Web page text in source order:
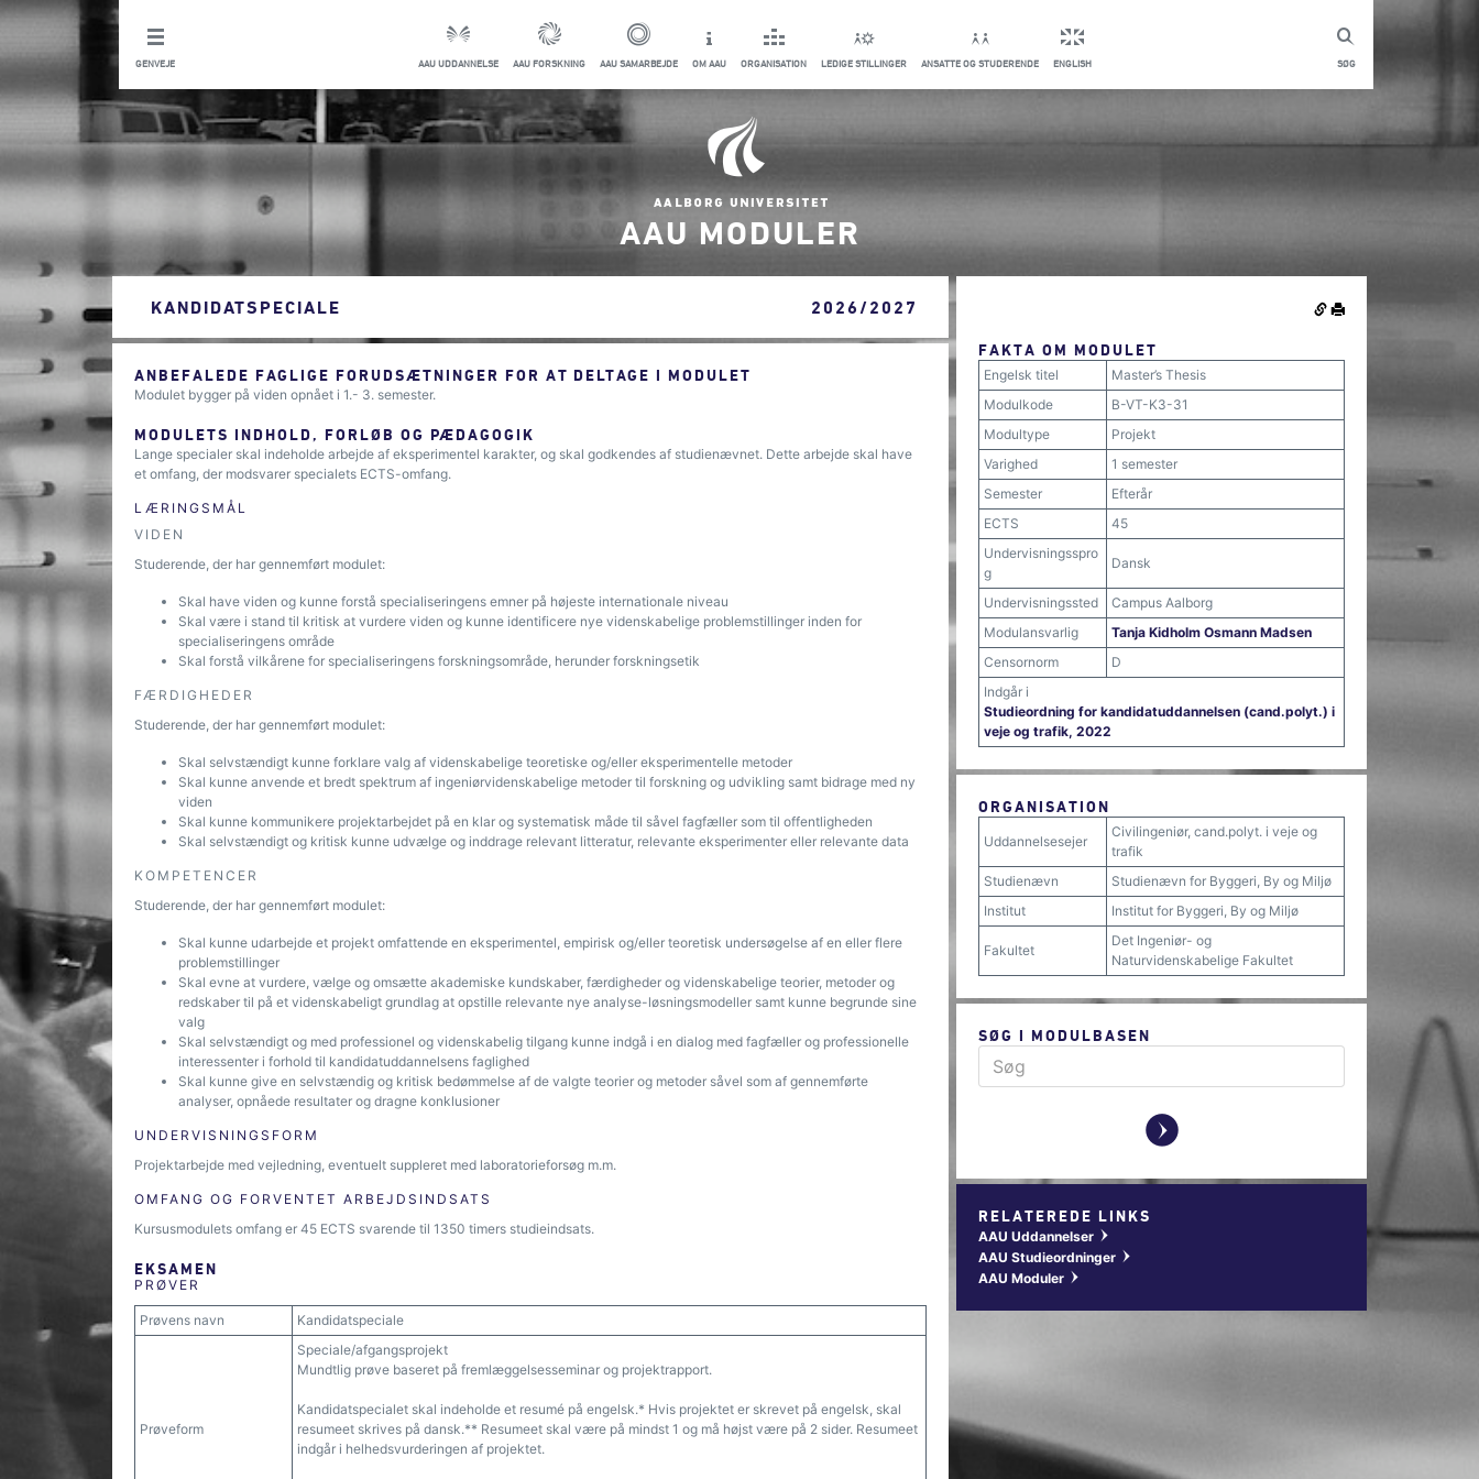
SØG
GENVEJE AAU UDDANNELSE AAU FORSKNING AAU SAMARBEJDE OM AAU ORGANISATION LEDIGE STILLINGER ANSATTE OG STUDERENDE ENGLISH
AAU MODULER
KANDIDATSPECIALE 2026/2027
ANBEFALEDE FAGLIGE FORUDSÆTNINGER FOR AT DELTAGE I MODULET
Modulet bygger på viden opnået i 1.- 3. semester.
MODULETS INDHOLD, FORLØB OG PÆDAGOGIK
Lange specialer skal indeholde arbejde af eksperimentel karakter, og skal godkendes af studienævnet. Dette arbejde skal have
et omfang, der modsvarer specialets ECTS-omfang.
LÆRINGSMÅL
VIDEN
Studerende, der har gennemført modulet:
Skal have viden og kunne forstå specialiseringens emner på højeste internationale niveau
Skal være i stand til kritisk at vurdere viden og kunne identificere nye videnskabelige problemstillinger inden for
specialiseringens område
Skal forstå vilkårene for specialiseringens forskningsområde, herunder forskningsetik
FÆRDIGHEDER
Studerende, der har gennemført modulet:
Skal selvstændigt kunne forklare valg af videnskabelige teoretiske og/eller eksperimentelle metoder
Skal kunne anvende et bredt spektrum af ingeniørvidenskabelige metoder til forskning og udvikling samt bidrage med ny
viden
Skal kunne kommunikere projektarbejdet på en klar og systematisk måde til såvel fagfæller som til offentligheden
Skal selvstændigt og kritisk kunne udvælge og inddrage relevant litteratur, relevante eksperimenter eller relevante data
KOMPETENCER
Studerende, der har gennemført modulet:
Skal kunne udarbejde et projekt omfattende en eksperimentel, empirisk og/eller teoretisk undersøgelse af en eller flere
problemstillinger
Skal evne at vurdere, vælge og omsætte akademiske kundskaber, færdigheder og videnskabelige teorier, metoder og
redskaber til på et videnskabeligt grundlag at opstille relevante nye analyse-løsningsmodeller samt kunne begrunde sine
valg
Skal selvstændigt og med professionel og videnskabelig tilgang kunne indgå i en dialog med fagfæller og professionelle
interessenter i forhold til kandidatuddannelsens faglighed
Skal kunne give en selvstændig og kritisk bedømmelse af de valgte teorier og metoder såvel som af gennemførte
analyser, opnåede resultater og dragne konklusioner
UNDERVISNINGSFORM
Projektarbejde med vejledning, eventuelt suppleret med laboratorieforsøg m.m.
OMFANG OG FORVENTET ARBEJDSINDSATS
Kursusmodulets omfang er 45 ECTS svarende til 1350 timers studieindsats.
EKSAMEN
PRØVER
Prøvens navn Kandidatspeciale
Prøveform
Speciale/afgangsprojekt
Mundtlig prøve baseret på fremlæggelsesseminar og projektrapport.
Kandidatspecialet skal indeholde et resumé på engelsk.* Hvis projektet er skrevet på engelsk, skal
resumeet skrives på dansk.** Resumeet skal være på mindst 1 og må højst være på 2 sider. Resumeet
indgår i helhedsvurderingen af projektet.
FAKTA OM MODULET
Engelsk titel
Master’s Thesis
Modulkode
B-VT-K3-31
Modultype
Projekt
Varighed
1 semester
Semester
Efterår
ECTS
45
Undervisningsspro
g
Dansk
Undervisningssted
Campus Aalborg
Modulansvarlig
Tanja Kidholm Osmann Madsen
Censornorm
D
Indgår i
Studieordning for kandidatuddannelsen (cand.polyt.) i
veje og trafik, 2022
ORGANISATION
Uddannelsesejer
Civilingeniør, cand.polyt. i veje og
trafik
Studienævn
Studienævn for Byggeri, By og Miljø
Institut
Institut for Byggeri, By og Miljø
Fakultet
Det Ingeniør- og
Naturvidenskabelige Fakultet
SØG I MODULBASEN
y
RELATEREDE LINKS
AAU Uddannelser w
AAU Studieordninger w
AAU Moduler w